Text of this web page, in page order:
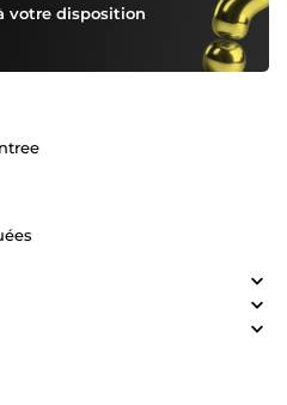
votre disposition